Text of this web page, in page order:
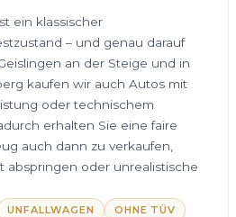
ein klassischer
– und genau darauf
an der Steige und in
kaufen wir auch Autos mit
oder technischem
erhalten Sie eine faire
auch dann zu verkaufen,
abspringen oder unrealistische
UNFALLWAGEN
OHNE TÜV